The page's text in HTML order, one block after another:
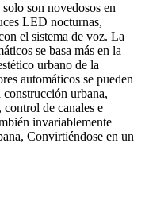
son novedosos en
LED nocturnas,
el sistema de voz. La
se basa más en la
urbano de la
automáticos se pueden
urbana,
de canales e
invariablemente
Convirtiéndose en un